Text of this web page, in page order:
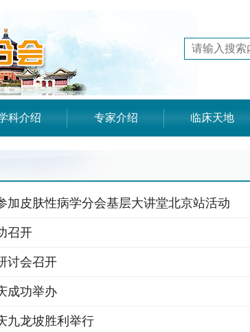
科介绍 专家介绍 临床天地
加皮肤性病学分会基层大讲堂北京站活动
召开
讨会召开
成功举办
九龙坡胜利举行